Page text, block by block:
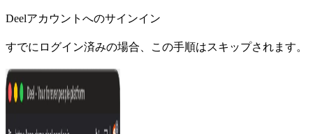
Deelアカウントへのサインイン
すでにログイン済みの場合、この手順はスキップされます。